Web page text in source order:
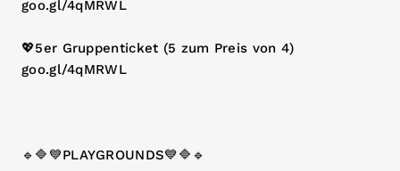
goo.gl/4qMRWL
💖5er Gruppenticket (5 zum Preis von 4)
goo.gl/4qMRWL
🔹🔷💙PLAYGROUNDS💙🔷🔹